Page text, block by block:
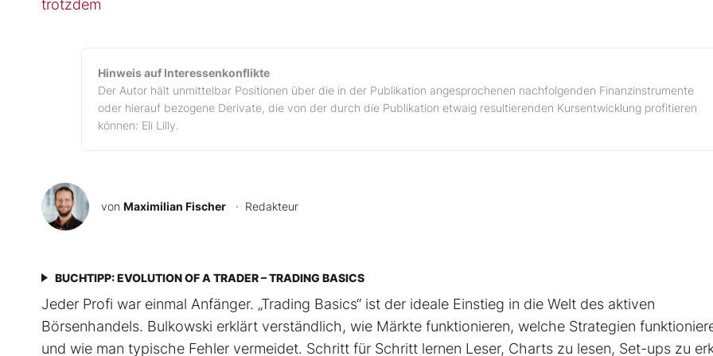
trotzdem
Hinweis auf Interessenkonflikte
Der Autor hält unmittelbar Positionen über die in der Publikation angesprochenen nachfolgenden Finanzinstrumente
oder hierauf bezogene Derivate, die von der durch die Publikation etwaig resultierenden Kursentwicklung profitieren
können: Eli Lilly.
von Maximilian Fischer · Redakteur
BUCHTIPP: EVOLUTION OF A TRADER – TRADING BASICS
Jeder Profi war einmal Anfänger. „Trading Basics“ ist der ideale Einstieg in die Welt des aktiven
Börsenhandels. Bulkowski erklärt verständlich, wie Märkte funktionieren, welche Strategien
und wie man typische Fehler vermeidet. Schritt für Schritt lernen Leser, Charts zu lesen, Set-ups zu